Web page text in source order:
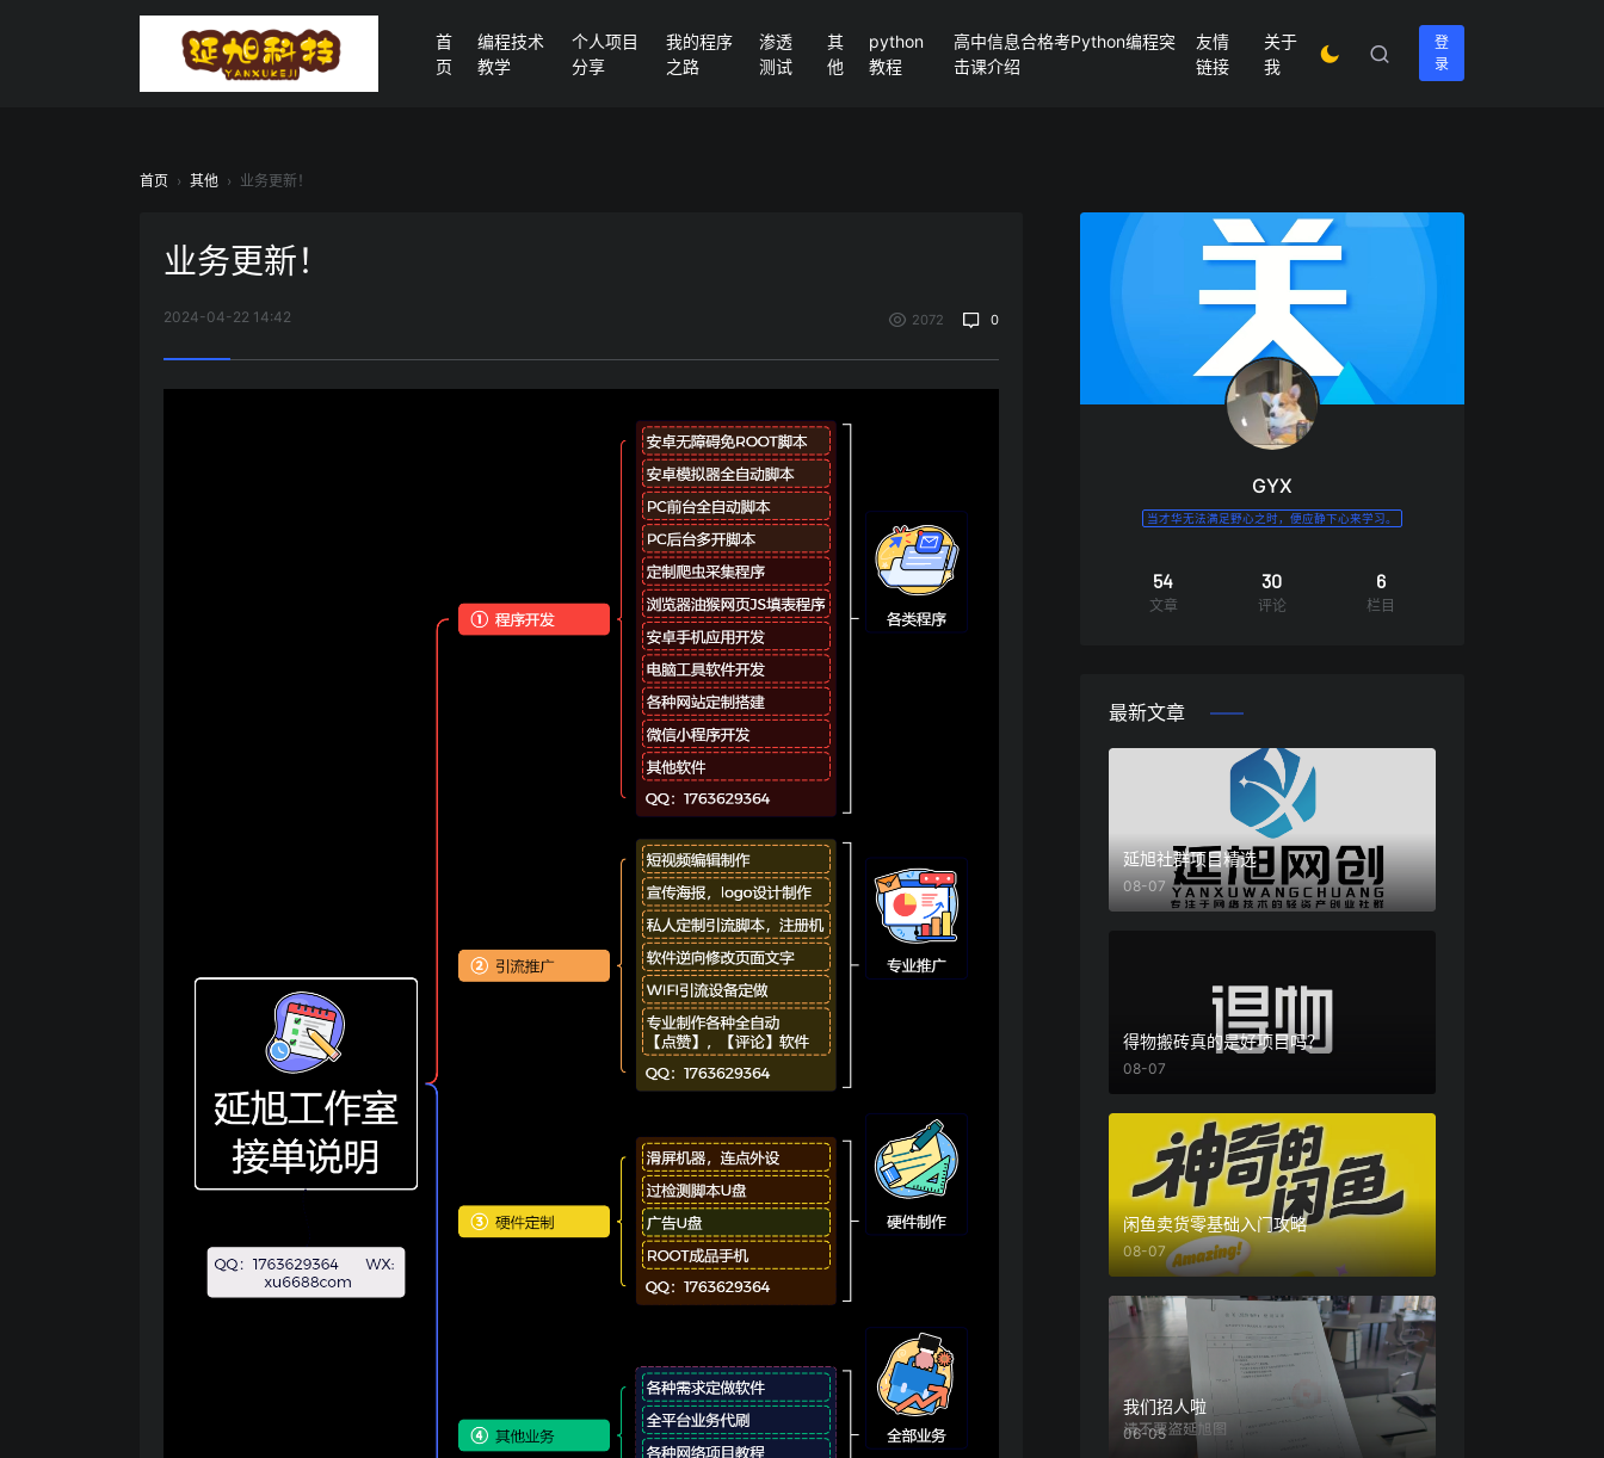
首
页
编程技术
教学
个人项目
分享
我的程序
之路
渗透
测试
其
他
python
教程
高中信息合格考Python编程突
击课介绍
友情
链接
关于
我
登
录
首页 › 其他 › 业务更新！
业务更新！
2024-04-22 14:42 2072 0
GYX
当才华无法满足野心之时，便应静下心来学习。
54
文章
30
评论
6
栏目
最新文章
延旭社群项目精选
08-07
得物搬砖真的是好项目吗？
08-07
闲鱼卖货零基础入门攻略
08-07
我们招人啦
06-05